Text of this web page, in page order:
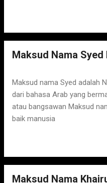
Maksud Nama Syed
Maksud nama Syed adalah
dari bahasa Arab yang
atau bangsawan Maksud
baik manusia
Maksud Nama